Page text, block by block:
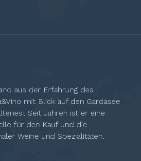
aus der Erfahrung des
mit Blick auf den Gardasee
Seit Jahren ist er eine
für den Kauf und die
Weine und Spezialitäten.